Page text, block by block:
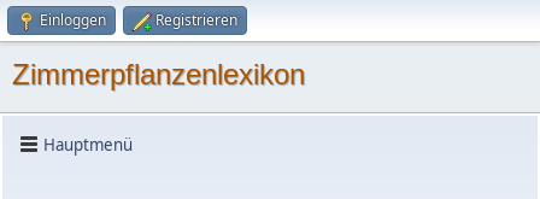
Einloggen Registrieren
Zimmerpflanzenlexikon
Hauptmenü